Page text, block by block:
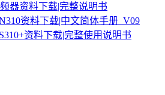
器资料下载|完整说明书
资料下载|中文简体手册_V09
资料下载|完整使用说明书